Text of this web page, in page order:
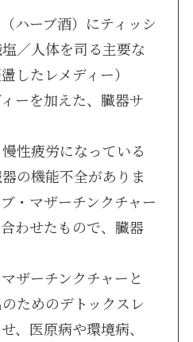
ハーブ酒）にティッシ
／人体を司る主要な
したレメディー）
ーを加えた、臓器サ
性疲労になっている
の機能不全がありま
・マザーチンクチャー
わせたもので、臓器
ザーチンクチャーと
ためのデトックスレ
、医原病や環境病、